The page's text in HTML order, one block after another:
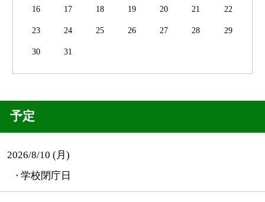
16 17 18 19 20 21 22
23 24 25 26 27 28 29
30 31
予定
2026/8/10 (月)
学校閉庁日